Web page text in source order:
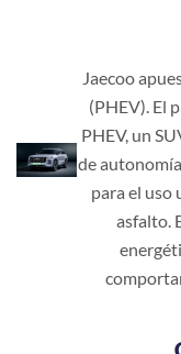
Jaecoo
(PHEV). El
PHEV, un
de
para el uso
asfalto.